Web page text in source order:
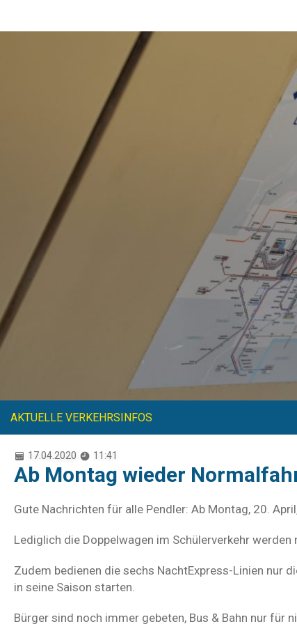
AKTUELLE VERKEHRSINFOS
17.04.2020 11:41
Ab Montag wieder
Gute Nachrichten für alle Pendler: Ab Montag, 20.
Lediglich die Doppelwagen im Schülerverkehr
Zudem bedienen die sechs NachtExpress-Linien nur
in seine Saison starten.
Bürger sind noch immer gebeten, Bus & Bahn nur für